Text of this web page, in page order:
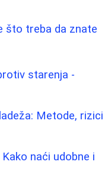
što treba da znate
starenja -
Metode, rizici
naći udobne i